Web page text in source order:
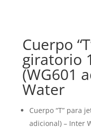
Cuerpo
giratorio
(WG601
Water
Cuerpo “T” para
adicional) – Inter